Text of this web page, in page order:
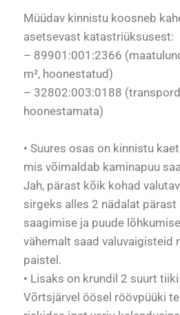
Müüdav kinnistu koosneb
asetsevast katastriüksusest:
– 89901:001:2366
m², hoonestatud)
– 32802:003:0188
hoonestamata)
• Suures osas on kinnistu
mis võimaldab kaminapuu
Jah, pärast kõik kohad
sirgeks alles 2 nädalat pärast
saagimise ja puude
vähemalt saad valuvaigisteid
paistel.
• Lisaks on krundil 2 suurt
Võrtsjärvel öösel röövpüüki